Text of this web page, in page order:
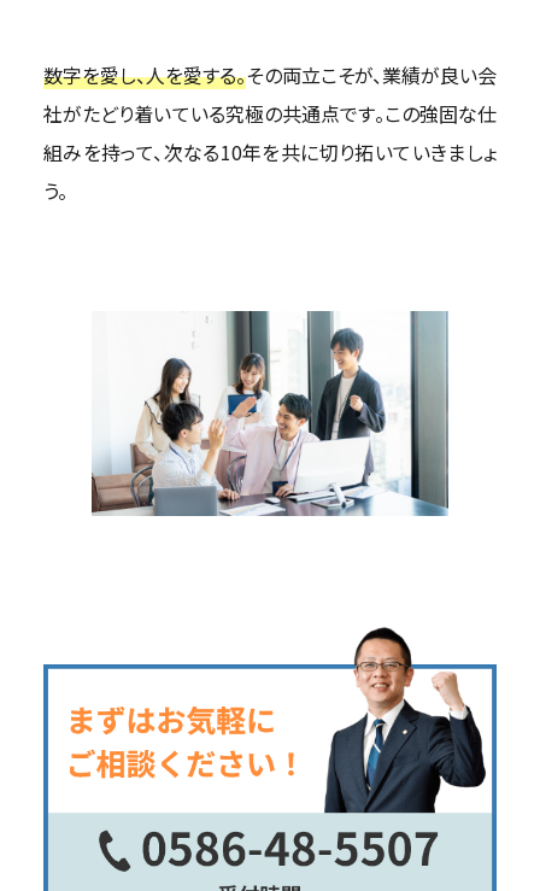
数字を愛し、人を愛する。その両立こそが、業績が良い会
社がたどり着いている究極の共通点です。この強固な仕
組みを持って、次なる10年を共に切り拓いていきましょ
う。